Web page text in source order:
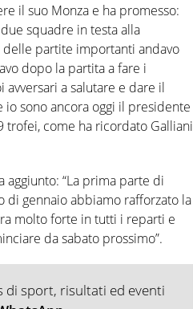
il suo Monza e ha promesso:
squadre in testa alla
delle partite importanti andavo
dopo la partita a fare i
a salutare e dare il
sono ancora oggi il presidente
come ha ricordato Galliani
“La prima parte di
di gennaio abbiamo rafforzato la
molto forte in tutti i reparti e
da sabato prossimo”.
di sport, risultati ed eventi